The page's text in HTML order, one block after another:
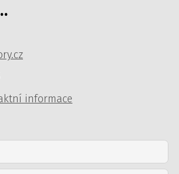
informace